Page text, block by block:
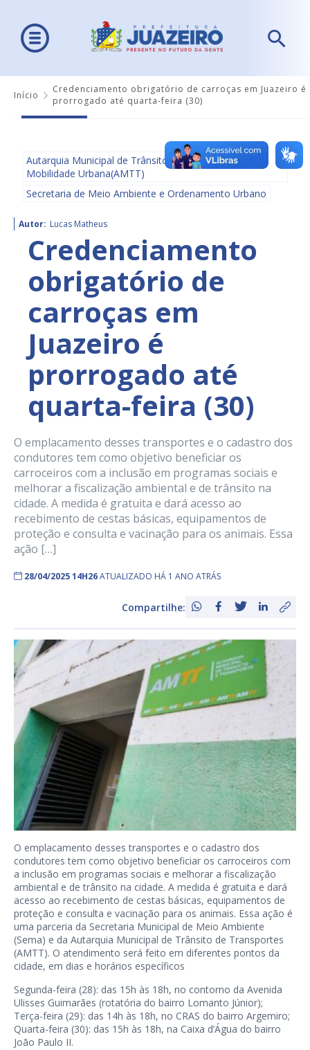
Início
Credenciamento obrigatório de carroças em Juazeiro é
prorrogado até quarta-feira (30)
Autarquia Municipal de Trânsito e Transporte e
Mobilidade Urbana(AMTT)
Secretaria de Meio Ambiente e Ordenamento Urbano
Autor: Lucas Matheus
Credenciamento
obrigatório de
carroças em
Juazeiro é
prorrogado até
quarta-feira (30)
O emplacamento desses transportes e o cadastro dos
condutores tem como objetivo beneficiar os
carroceiros com a inclusão em programas sociais e
melhorar a fiscalização ambiental e de trânsito na
cidade. A medida é gratuita e dará acesso ao
recebimento de cestas básicas, equipamentos de
proteção e consulta e vacinação para os animais. Essa
ação […]
28/04/2025 14H26ATUALIZADO HÁ 1 ANO ATRÁS
Compartilhe:
O emplacamento desses transportes e o cadastro dos
condutores tem como objetivo beneficiar os carroceiros com
a inclusão em programas sociais e melhorar a fiscalização
ambiental e de trânsito na cidade. A medida é gratuita e dará
acesso ao recebimento de cestas básicas, equipamentos de
proteção e consulta e vacinação para os animais. Essa ação é
uma parceria da Secretaria Municipal de Meio Ambiente
(Sema) e da Autarquia Municipal de Trânsito de Transportes
(AMTT). O atendimento será feito em diferentes pontos da
cidade, em dias e horários específicos
Segunda-feira (28): das 15h às 18h, no contorno da Avenida
Ulisses Guimarães (rotatória do bairro Lomanto Júnior);
Terça-feira (29): das 14h às 18h, no CRAS do bairro Argemiro;
Quarta-feira (30): das 15h às 18h, na Caixa d’Água do bairro
João Paulo II.